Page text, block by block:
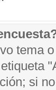
tema
si